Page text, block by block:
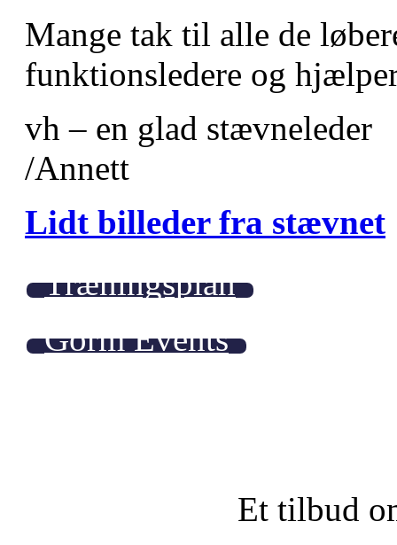
Mange tak til alle de
funktionsledere og
vh – en glad stævneleder
/Annett
Lidt billeder fra stævnet
Træningsplan
Gorm Events
Et tilbud